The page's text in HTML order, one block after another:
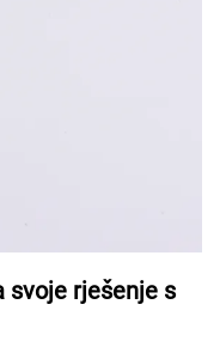
svoje rješenje s